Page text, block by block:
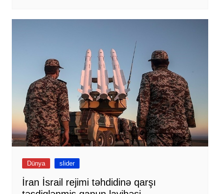
Dünya slider
İran İsrail rejimi təhdidinə qarşı